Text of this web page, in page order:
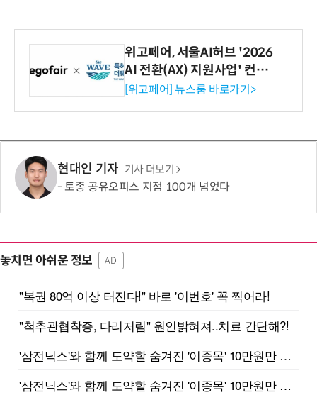
위고페어, 서울AI허브 '2026
AI 전환(AX) 지원사업' 컨소
시엄 선정
[위고페어] 뉴스룸 바로가기>
현대인 기자 기사 더보기
토종 공유오피스 지점 100개 넘었다
놓치면 아쉬운 정보 AD